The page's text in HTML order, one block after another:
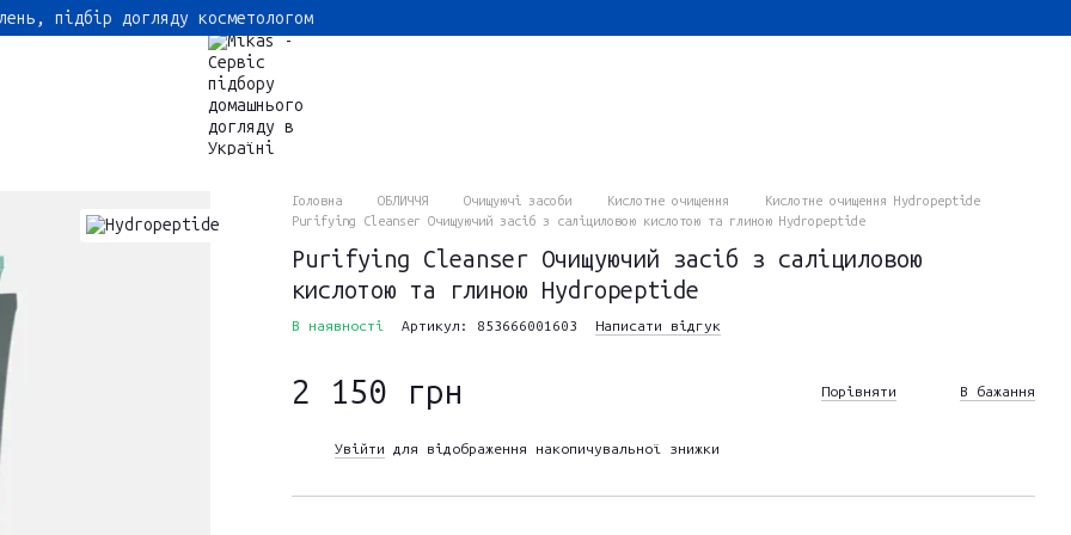
підбір догляду косметологом
Головна ОБЛИЧЧЯ Очищуючі засоби Кислотне очищення
Кислотне очищення Hydropeptide
Purifying Cleanser Очищуючий засіб з саліциловою кислотою та глиною Hydropeptide
Purifying Cleanser Очищуючий засіб з саліциловою
кислотою та глиною Hydropeptide
В наявності Артикул: 853666001603 Написати відгук
2 150 грн Порівняти В бажання
Увійти для відображення накопичувальної знижки